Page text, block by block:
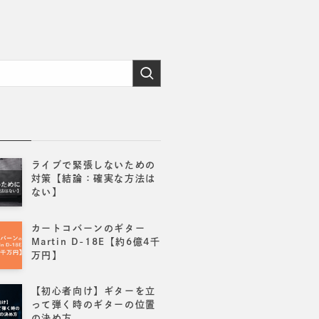
ライブで緊張しないための
対策【結論：確実な方法は
ない】
カートコバーンのギター
Martin D-18E【約6億4千
万円】
【初心者向け】ギターを立
って弾く時のギターの位置